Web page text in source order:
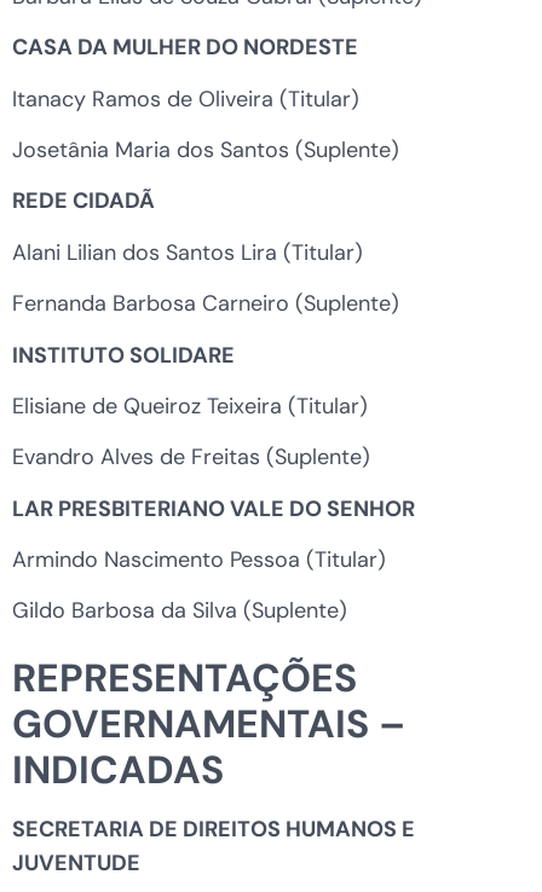
CASA DA MULHER DO NORDESTE
Itanacy Ramos de Oliveira (Titular)
Josetânia Maria dos Santos (Suplente)
REDE CIDADÃ
Alani Lilian dos Santos Lira (Titular)
Fernanda Barbosa Carneiro (Suplente)
INSTITUTO SOLIDARE
Elisiane de Queiroz Teixeira (Titular)
Evandro Alves de Freitas (Suplente)
LAR PRESBITERIANO VALE DO SENHOR
Armindo Nascimento Pessoa (Titular)
Gildo Barbosa da Silva (Suplente)
REPRESENTAÇÕES
GOVERNAMENTAIS –
INDICADAS
SECRETARIA DE DIREITOS HUMANOS E
JUVENTUDE